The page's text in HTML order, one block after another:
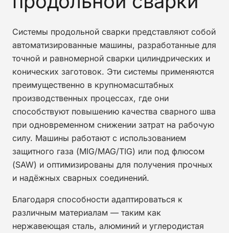
Системы продольной сварки представляют собой
автоматизированные машины, разработанные для
точной и равномерной сварки цилиндрических и
конических заготовок. Эти системы применяются
преимущественно в крупномасштабных
производственных процессах, где они
способствуют повышению качества сварного шва
при одновременном снижении затрат на рабочую
силу. Машины работают с использованием
защитного газа (MIG/MAG/TIG) или под флюсом
(SAW) и оптимизированы для получения прочных
и надёжных сварных соединений.
Благодаря способности адаптироваться к
различным материалам — таким как
нержавеющая сталь, алюминий и углеродистая